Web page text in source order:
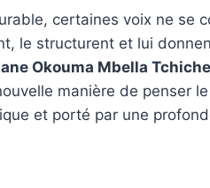
certaines voix ne se
le structurent et lui
Okouma Mbella
manière de penser
et porté par une